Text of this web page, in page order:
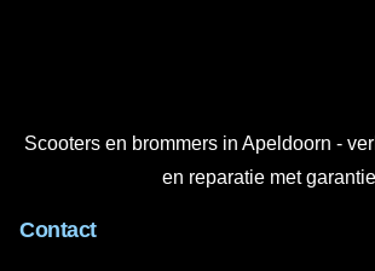
Scooters en brommers in Apeldoorn -
en reparatie met
Contact